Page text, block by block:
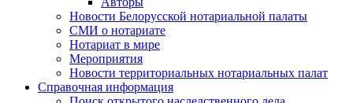
Новости Белорусской нотариальной палаты
СМИ о нотариате
Нотариат в мире
Мероприятия
Новости территориальных нотариальных палат
Справочная информация